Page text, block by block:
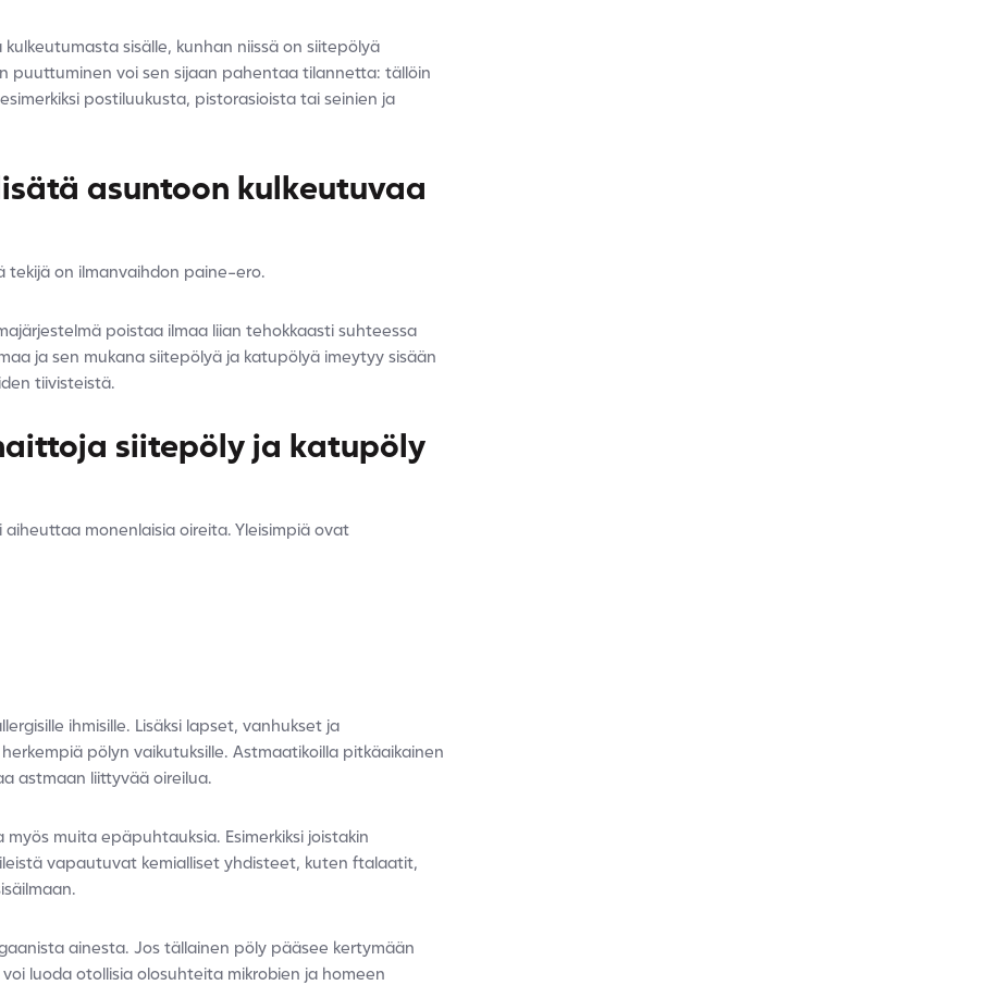
sisälle, kunhan niissä on siitepölyä
puuttuminen voi sen sijaan pahentaa tilannetta: tällöin
postiluukusta, pistorasioista tai seinien ja
asuntoon kulkeutuvaa
tekijä on ilmanvaihdon paine-ero.
poistaa ilmaa liian tehokkaasti suhteessa
ja sen mukana siitepölyä ja katupölyä imeytyy sisään
tiivisteistä.
siitepöly ja katupöly
monenlaisia oireita. Yleisimpiä ovat
ihmisille. Lisäksi lapset, vanhukset ja
pölyn vaikutuksille. Astmaatikoilla pitkäaikainen
astmaan liittyvää oireilua.
muita epäpuhtauksia. Esimerkiksi joistakin
vapautuvat kemialliset yhdisteet, kuten ftalaatit,
ainesta. Jos tällainen pöly pääsee kertymään
luoda otollisia olosuhteita mikrobien ja homeen